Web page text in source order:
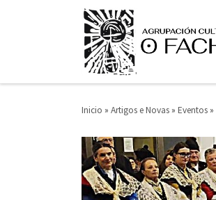
Saltar ao contido
Inicio » Artigos e Novas » Eventos »